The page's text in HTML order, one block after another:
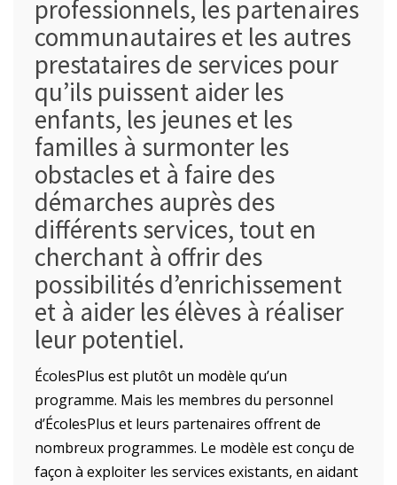
professionnels, les partenaires
communautaires et les autres
prestataires de services pour
qu’ils puissent aider les
enfants, les jeunes et les
familles à surmonter les
obstacles et à faire des
démarches auprès des
différents services, tout en
cherchant à offrir des
possibilités d’enrichissement
et à aider les élèves à réaliser
leur potentiel.
ÉcolesPlus est plutôt un modèle qu’un
programme. Mais les membres du personnel
d’ÉcolesPlus et leurs partenaires offrent de
nombreux programmes. Le modèle est conçu de
façon à exploiter les services existants, en aidant